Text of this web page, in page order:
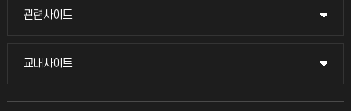
묻고 답하기
관련사이트
관련사이트
국방헬프콜
교내사이트
교내사이트
교수회